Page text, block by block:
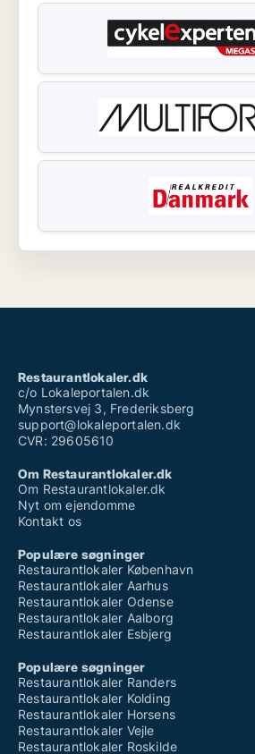
Restaurantlokaler.dk
c/o Lokaleportalen.dk
Mynstersvej 3, Frederiksberg
support@lokaleportalen.dk
CVR: 29605610
Om Restaurantlokaler.dk
Om Restaurantlokaler.dk
Nyt om ejendomme
Kontakt os
Populære søgninger
Restaurantlokaler København
Restaurantlokaler Aarhus
Restaurantlokaler Odense
Restaurantlokaler Aalborg
Restaurantlokaler Esbjerg
Populære søgninger
Restaurantlokaler Randers
Restaurantlokaler Kolding
Restaurantlokaler Horsens
Restaurantlokaler Vejle
Restaurantlokaler Roskilde